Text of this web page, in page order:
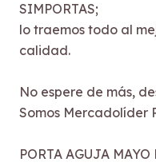
SIMPORTAS;
lo traemos todo al
calidad.
No espere de más,
Somos Mercadolíder
PORTA AGUJA